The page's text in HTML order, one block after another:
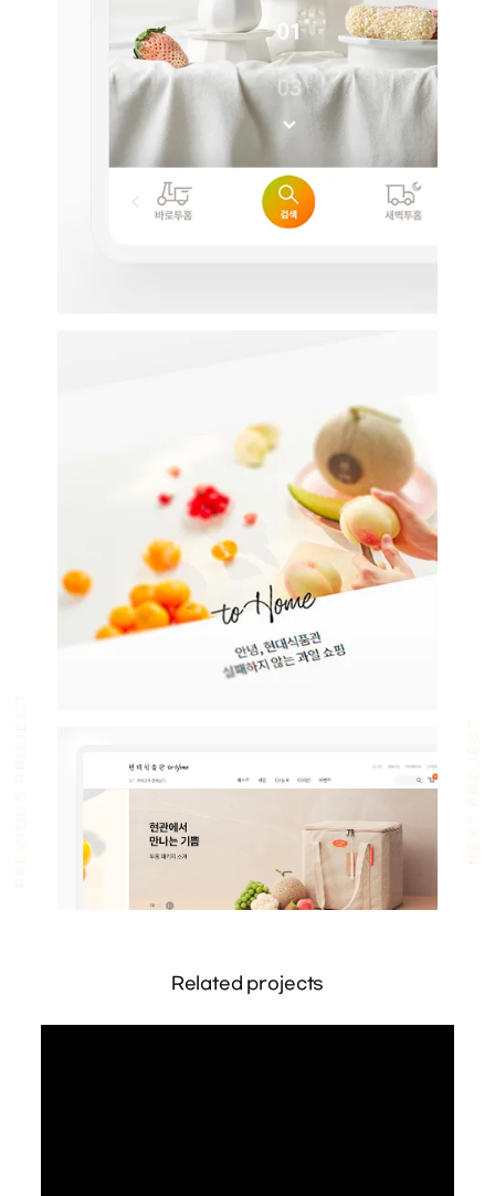
PREVIOUS PROJECT NEXT PROJECT
Related projects